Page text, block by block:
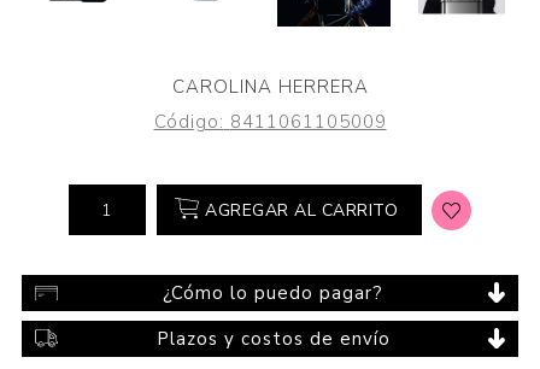
CAROLINA HERRERA
Código: 8411061105009
AGREGAR AL CARRITO
¿Cómo lo puedo pagar?
Plazos y costos de envío